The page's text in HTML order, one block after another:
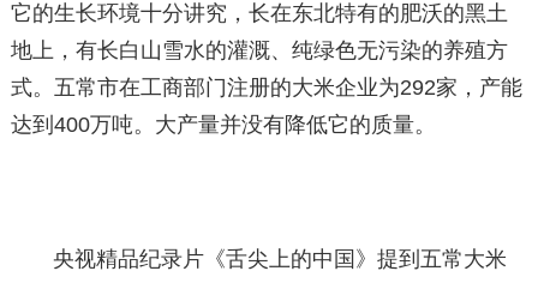
它的生长环境十分讲究，长在东北特有的肥沃的黑土
地上，有长白山雪水的灌溉、纯绿色无污染的养殖方
式。五常市在工商部门注册的大米企业为292家，产能
达到400万吨。大产量并没有降低它的质量。
央视精品纪录片《舌尖上的中国》提到五常大米